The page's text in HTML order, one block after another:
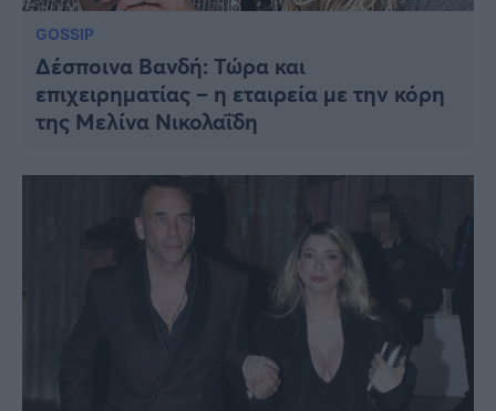
GOSSIP
Δέσποινα Βανδή: Τώρα και
επιχειρηματίας – η εταιρεία με την κόρη
της Μελίνα Νικολαΐδη